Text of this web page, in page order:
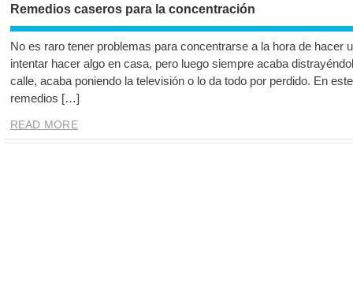
Remedios caseros para la concentración
No es raro tener problemas para concentrarse a la hora de hacer
intentar hacer algo en casa, pero luego siempre acaba
calle, acaba poniendo la televisión o lo da todo por perdido. En
remedios […]
READ MORE